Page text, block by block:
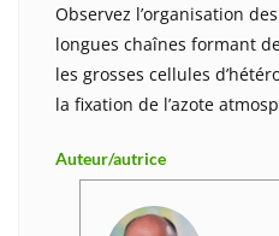
Observez l’organisation
longues chaînes formant
les grosses cellules
la fixation de l’azote
Auteur/autrice